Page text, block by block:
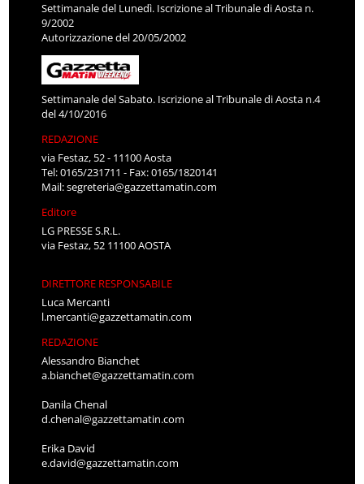
Settimanale del Lunedì. Iscrizione al Tribunale di Aosta n.
9/2002
Autorizzazione del 20/05/2002
Settimanale del Sabato. Iscrizione al Tribunale di Aosta n.4
del 4/10/2016
REDAZIONE
via Festaz, 52 - 11100 Aosta
Tel: 0165/231711 - Fax: 0165/1820141
Mail:segreteria@gazzettamatin.com
Editore
LG PRESSE S.R.L.
via Festaz, 52 11100 AOSTA
DIRETTORE RESPONSABILE
Luca Mercanti
l.mercanti@gazzettamatin.com
REDAZIONE
Alessandro Bianchet
a.bianchet@gazzettamatin.com
Danila Chenal
d.chenal@gazzettamatin.com
Erika David
e.david@gazzettamatin.com